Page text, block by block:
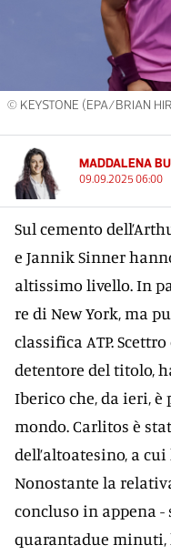
© KEYSTONE (EPA/BRIAN
MADDALENA
09.09.2025 06:00
Sul cemento
e Jannik Sinner
altissimo livello. In
re di New York, ma
classifica ATP.
detentore del titolo,
Iberico che, da ieri,
mondo. Carlitos è
dell’altoatesino, a
Nonostante la
concluso in appena -
quarantadue minuti,